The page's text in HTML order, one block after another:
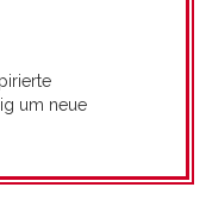
um neue